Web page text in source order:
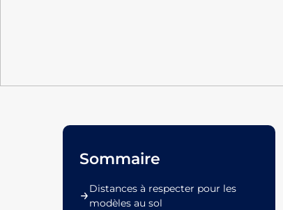
Sommaire
Distances à respecter pour les
modèles au sol